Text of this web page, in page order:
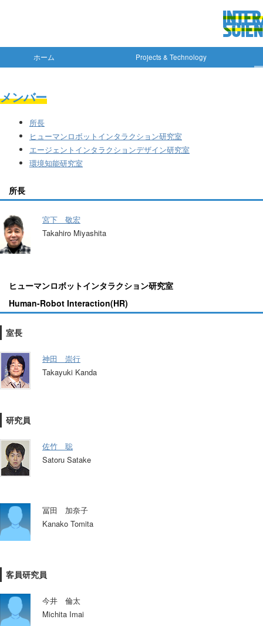
ホーム Projects & Technology
メンバー
所長
ヒューマンロボットインタラクション研究室
エージェントインタラクションデザイン研究室
環境知能研究室
所長
宮下 敬宏
Takahiro Miyashita
ヒューマンロボットインタラクション研究室
Human-Robot Interaction(HR)
室長
神田 崇行
Takayuki Kanda
研究員
佐竹 聡
Satoru Satake
冨田 加奈子
Kanako Tomita
客員研究員
今井 倫太
Michita Imai